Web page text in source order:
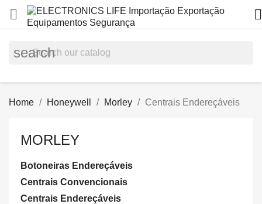
 
search
Home Honeywell Morley Centrais Endereçáveis
MORLEY
Botoneiras Endereçáveis
Centrais Convencionais
Centrais Endereçáveis